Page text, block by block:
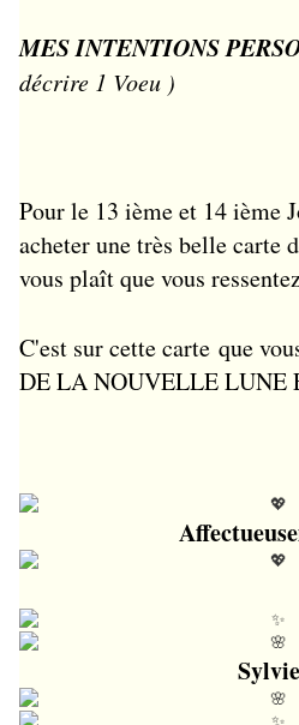
MES INTENTIONS
décrire 1 Voeu )
Pour le 13 ième et 14 ième
acheter une très belle carte
vous plaît que vous
C'est sur cette carte que
DE LA NOUVELLE LUNE
Sylvie